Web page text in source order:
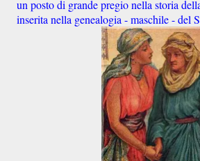
un posto di grande pregio nella storia
inserita nella genealogia - maschile - del